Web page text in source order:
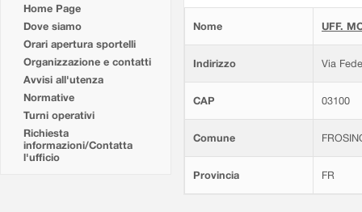
Home Page
Dove siamo
Orari apertura sportelli
Organizzazione e contatti
Avvisi all'utenza
Normative
Turni operativi
Richiesta
informazioni/Contatta
l'ufficio
Nome UFF.
Indirizzo Via
CAP 03100
Comune
Provincia FR